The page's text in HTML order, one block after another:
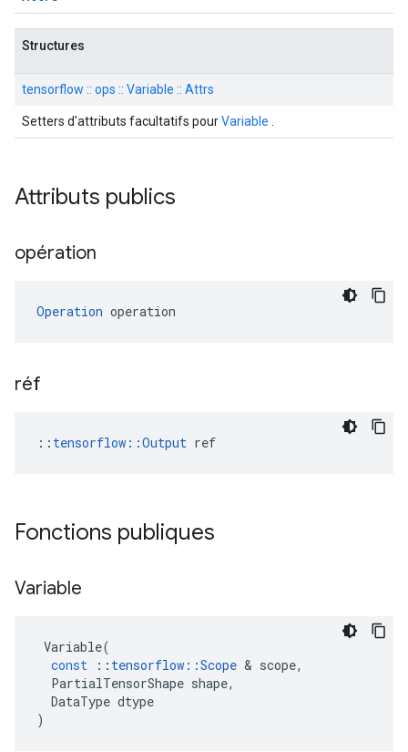
Structures
tensorflow :: ops :: Variable :: Attrs
Setters d'attributs facultatifs pourVariable
Attributs publics
opération
Operation operation
réf
:: tensorflow::Output ref
Fonctions publiques
Variable
Variable(
const
:: tensorflow ::Scope & scope,
PartialTensorShape shape,
DataType dtype
)